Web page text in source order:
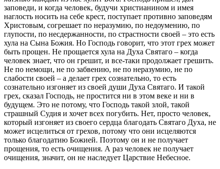
заповеди, и когда человек, будучи христианином и имея
наглость носить на себе крест, поступает противно заповедям
Христовым, согрешает по неразумию, по недоумению, по
глупости, по несдержанности, по страстности своей – это есть
хула на Сына Божия. Но Господь говорит, что этот грех может
быть прощен. Не прощается хула на Духа Святаго – когда
человек знает, что он грешит, и все-таки продолжает грешить.
Не по немощи, не по забвению, не по неразумию, не по
слабости своей – а делает грех сознательно, то есть
сознательно изгоняет из своей души Духа Святаго. И такой
грех, сказал Господь, не простится ни в этом веке и ни в
будущем. Это не потому, что Господь такой злой, такой
страшный Судия и хочет всех погубить. Нет, просто человек,
который изгоняет из своего сердца благодать Святаго Духа, не
может исцелиться от грехов, потому что они исцеляются
только благодатию Божией. Поэтому он и не получает
прощения, то есть очищения. А раз человек не получает
очищения, значит, он не наследует Царствие Небесное.